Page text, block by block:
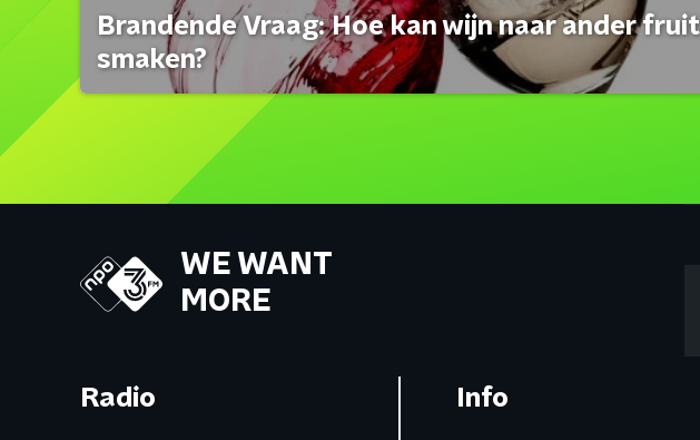
Brandende Vraag: Hoe kan wijn naar ander fruit
smaken?
WE WANT
MORE
Radio Info